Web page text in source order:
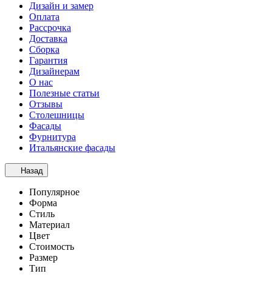
Дизайн и замер
Оплата
Рассрочка
Доставка
Сборка
Гарантия
Дизайнерам
О нас
Полезные статьи
Отзывы
Столешницы
Фасады
Фурнитура
Итальянские фасады
Назад
Популярное
Форма
Стиль
Материал
Цвет
Стоимость
Размер
Тип